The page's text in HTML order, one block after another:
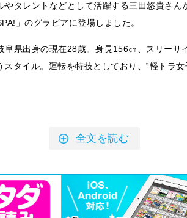
やタレントなどとして活躍する三田悠貴さん
」のグラビアに登場しました。
阜県出身の現在28歳。身長156㎝、スリーサ
タイル。運転を特技としており、‟軽トラ女
全文を読む